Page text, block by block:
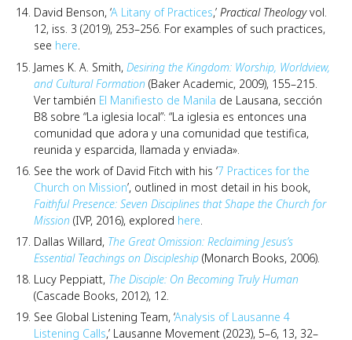
David Benson, ‘A Litany of Practices,’ Practical Theologyvol.
12, iss. 3 (2019), 253–256. For examples of such practices,
see here.
James K. A. Smith, Desiring the Kingdom: Worship, Worldview,
and Cultural Formation (Baker Academic, 2009), 155–215.
Ver también El Manifiesto de Manila de Lausana, sección
B8 sobre “La iglesia local”: “La iglesia es entonces una
comunidad que adora y una comunidad que testifica,
reunida y esparcida, llamada y enviada».
See the work of David Fitch with his ‘7 Practices for the
Church on Mission’, outlined in most detail in his book,
Faithful Presence: Seven Disciplines that Shape the Church for
Mission (IVP, 2016), explored here.
Dallas Willard, The Great Omission: Reclaiming Jesus’s
Essential Teachings on Discipleship (Monarch Books, 2006).
Lucy Peppiatt, The Disciple: On Becoming Truly Human
(Cascade Books, 2012), 12.
See Global Listening Team, ‘Analysis of Lausanne 4
Listening Calls,’ Lausanne Movement (2023), 5–6, 13, 32–